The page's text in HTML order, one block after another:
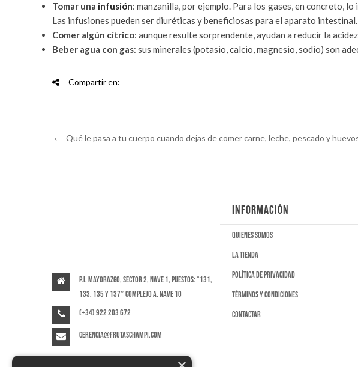
Tomar una infusión: manzanilla, por ejemplo. Para los gases, en concreto, lo
Las infusiones pueden ser diuréticas y beneficiosas para el aparato intestinal.
Comer algún cítrico: aunque resulte sorprendente, ayudan a reducir la
Beber agua con gas: sus minerales (potasio, calcio, magnesio, sodio) son
Compartir en:
Qué le pasa a tu cuerpo cuando dejas de comer carne, leche, pescado y
P.I. Mayorazgo, Sector 2, Nave 1, puestos: “131,
133, 135 y 137″ Complejo A, Nave 10
(+34) 922 203 672
gerencia@frutaschampi.com
INFORMACIÓN
Quienes somos
La tienda
Política de privacidad
Términos y condiciones
Contactar